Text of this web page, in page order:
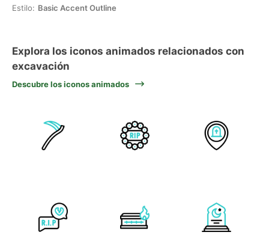
Estilo: Basic Accent Outline
Explora los iconos animados relacionados con
excavación
Descubre los iconos animados